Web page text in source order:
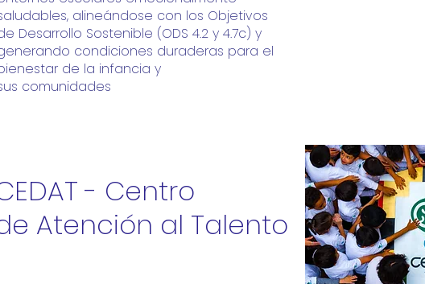
alineándose con los Objetivos
Desarrollo Sostenible (ODS 4.2 y 4.7c) y
condiciones duraderas para el
de la infancia y
comunidades
- Centro
Atención al Talento